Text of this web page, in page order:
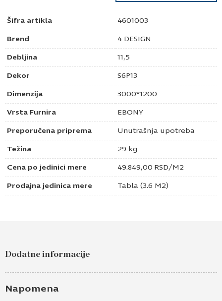
Šifra artikla 4601003
Brend 4 DESIGN
Debljina 11,5
Dekor S6P13
Dimenzija 3000*1200
Vrsta Furnira EBONY
Preporučena priprema Unutrašnja upotreba
Težina 29 kg
Cena po jedinici mere 49.849,00 RSD/M2
Prodajna jedinica mere Tabla (3.6 M2)
Ime i prezime
Dodatne informacije
Napomena